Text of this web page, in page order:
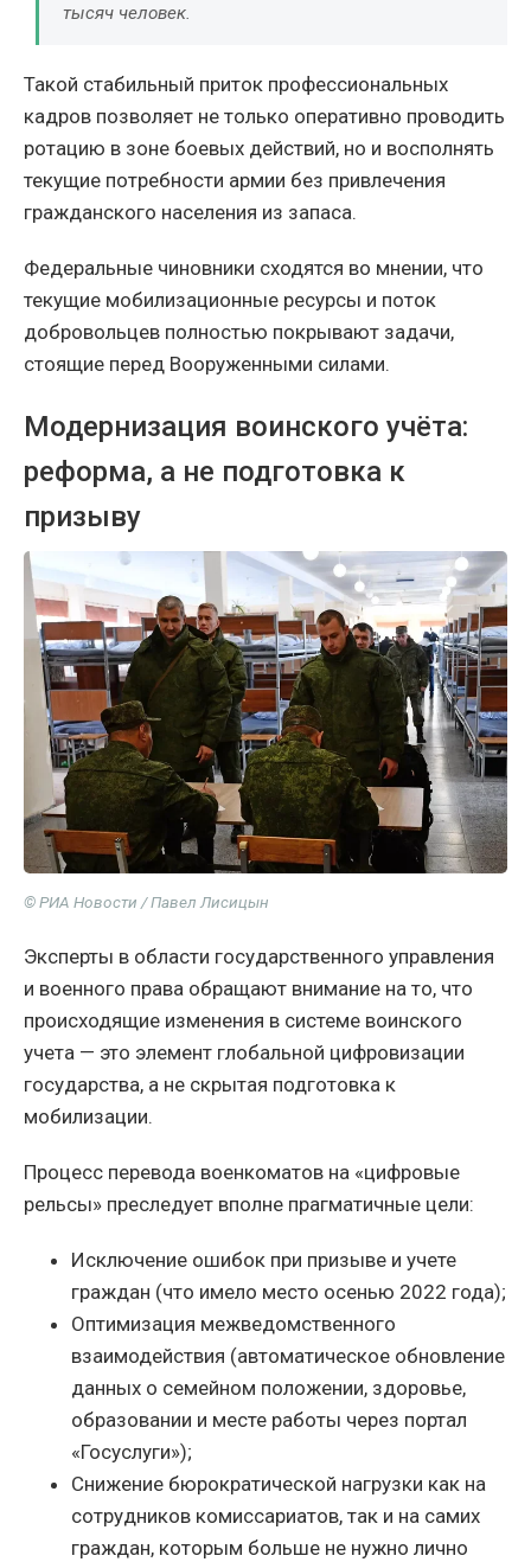
тысяч человек.
Такой стабильный приток профессиональных
кадров позволяет не только оперативно проводить
ротацию в зоне боевых действий, но и восполнять
текущие потребности армии без привлечения
гражданского населения из запаса.
Федеральные чиновники сходятся во мнении, что
текущие мобилизационные ресурсы и поток
добровольцев полностью покрывают задачи,
стоящие перед Вооруженными силами.
Модернизация воинского учёта:
реформа, а не подготовка к
призыву
© РИА Новости / Павел Лисицын
Эксперты в области государственного управления
и военного права обращают внимание на то, что
происходящие изменения в системе воинского
учета — это элемент глобальной цифровизации
государства, а не скрытая подготовка к
мобилизации.
Процесс перевода военкоматов на «цифровые
рельсы» преследует вполне прагматичные цели:
Исключение ошибок при призыве и учете
граждан (что имело место осенью 2022 года);
Оптимизация межведомственного
взаимодействия (автоматическое обновление
данных о семейном положении, здоровье,
образовании и месте работы через портал
«Госуслуги»);
Снижение бюрократической нагрузки как на
сотрудников комиссариатов, так и на самих
граждан, которым больше не нужно лично